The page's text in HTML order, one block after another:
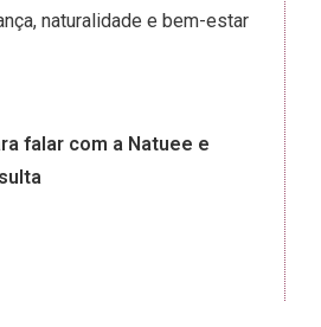
naturalidade e bem-estar
falar com a Natuee e